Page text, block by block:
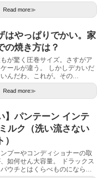
Read more≫
はやっぱりでかい。家
の焼き方は？
が驚く圧巻サイズ。さすがア
ールが違う。 しかしデカいだ
んだわ、これが。その...
Read more≫
】パンテーン インテ
ルク（洗い流さない
プーやコンディショナーの取
如何せん大容量。 ドラックス
ウチとはくらべものになら...